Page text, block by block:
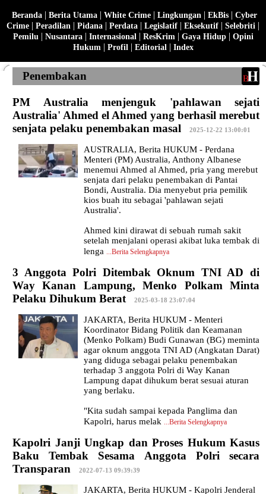
Beranda| Berita Utama| White Crime| Lingkungan | EkBis| Cyber
Crime | Peradilan | Pidana | Perdata | Legislatif | Eksekutif | Selebriti |
Pemilu | Nusantara| Internasional | ResKrim | Gaya Hidup| Opini
Hukum | Profil | Editorial | Index
Penembakan
PM Australia menjenguk 'pahlawan sejati
Australia' Ahmed el Ahmed yang berhasil merebut
senjata pelaku penembakan masal
2025-12-22 13:00:01
AUSTRALIA, Berita HUKUM - Perdana
Menteri (PM) Australia, Anthony Albanese
menemui Ahmed al Ahmed, pria yang merebut
senjata dari pelaku penembakan di Pantai
Bondi, Australia. Dia menyebut pria pemilik
kios buah itu sebagai 'pahlawan sejati
Australia'.
Ahmed kini dirawat di sebuah rumah sakit
setelah menjalani operasi akibat luka tembak di
lenga ...Berita Selengkapnya
3 Anggota Polri Ditembak Oknum TNI AD di
Way Kanan Lampung, Menko Polkam Minta
Pelaku Dihukum Berat
2025-03-18 23:07:04
JAKARTA, Berita HUKUM - Menteri
Koordinator Bidang Politik dan Keamanan
(Menko Polkam) Budi Gunawan (BG) meminta
agar oknum anggota TNI AD (Angkatan Darat)
yang diduga sebagai pelaku penembakan
terhadap 3 anggota Polri di Way Kanan
Lampung dapat dihukum berat sesuai aturan
yang berlaku.
"Kita sudah sampai kepada Panglima dan
Kapolri, harus melak ...Berita Selengkapnya
Kapolri Janji Ungkap dan Proses Hukum Kasus
Baku Tembak Sesama Anggota Polri secara
Transparan
2022-07-13 09:39:39
JAKARTA, Berita HUKUM - Kapolri Jenderal